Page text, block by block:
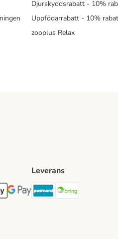
Djurskyddsrabatt - 10%
Uppfödarrabatt - 10%
zooplus Relax
Method
Pay Payment Method
Googple Pay Payment Method
Leverans
Postnord Shipping